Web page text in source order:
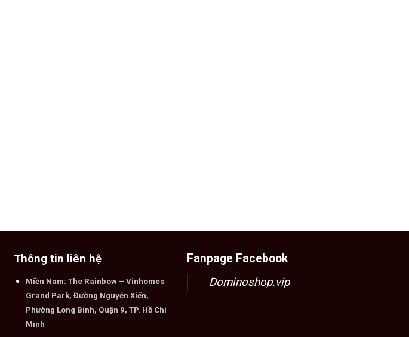
Thông tin liên hệ
Miền Nam: The Rainbow – Vinhomes
Grand Park, Đường Nguyễn Xiển,
Phường Long Bình, Quận 9, TP. Hồ Chí
Minh
Fanpage Facebook
Dominoshop.vip